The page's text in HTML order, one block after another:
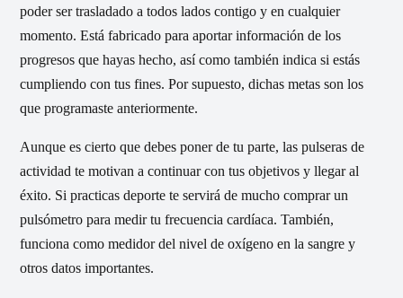
poder ser trasladado a todos lados contigo y en cualquier
momento. Está fabricado para aportar información de los
progresos que hayas hecho, así como también indica si estás
cumpliendo con tus fines. Por supuesto, dichas metas son los
que programaste anteriormente.
Aunque es cierto que debes poner de tu parte, las pulseras de
actividad te motivan a continuar con tus objetivos y llegar al
éxito. Si practicas deporte te servirá de mucho comprar un
pulsómetro para medir tu frecuencia cardíaca. También,
funciona como medidor del nivel de oxígeno en la sangre y
otros datos importantes.